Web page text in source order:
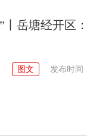
丨岳塘经开区
图文 发布时间